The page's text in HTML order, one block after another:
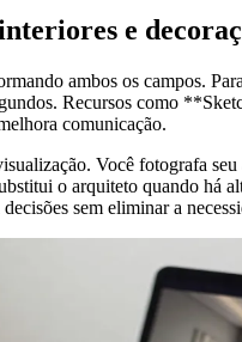
e
ambos os campos.
Recursos como
comunicação.
Você fotografa
o arquiteto quando há
sem eliminar a